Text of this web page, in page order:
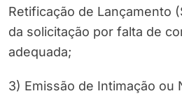
Retificação de Lançamento
da solicitação por falta de
adequada;
3) Emissão de Intimação ou